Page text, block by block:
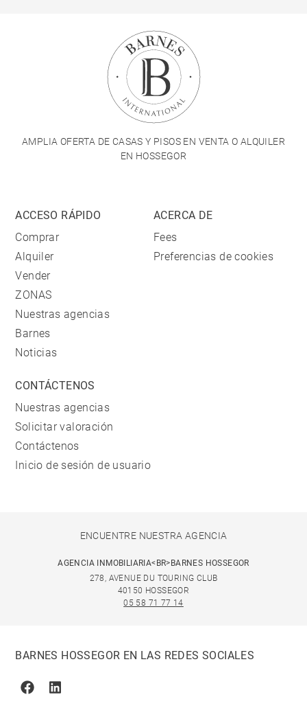
AMPLIA OFERTA DE CASAS Y PISOS EN VENTA O ALQUILER
EN HOSSEGOR
ACCESO RÁPIDO
Comprar
Alquiler
Vender
ZONAS
Nuestras agencias
Barnes
Noticias
ACERCA DE
Fees
Preferencias de cookies
CONTÁCTENOS
Nuestras agencias
Solicitar valoración
Contáctenos
Inicio de sesión de usuario
ENCUENTRE NUESTRA AGENCIA
AGENCIA INMOBILIARIA<BR>BARNES HOSSEGOR
278, AVENUE DU TOURING CLUB
40150 HOSSEGOR
05 58 71 77 14
BARNES HOSSEGOR EN LAS REDES SOCIALES
FacebookLinkedin